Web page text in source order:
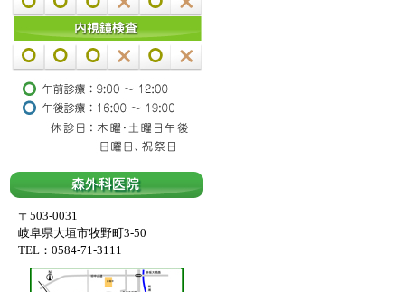
〒503-0031
岐阜県大垣市牧野町3-50
TEL：0584-71-3111